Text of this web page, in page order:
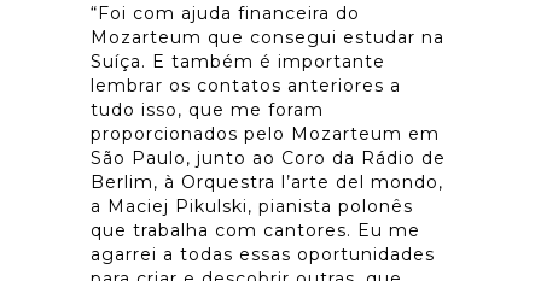
“Foi com ajuda financeira do
Mozarteum que consegui estudar na
Suíça. E também é importante
lembrar os contatos anteriores a
tudo isso, que me foram
proporcionados pelo Mozarteum em
São Paulo, junto ao Coro da Rádio de
Berlim, à Orquestra l’arte del mondo,
a Maciej Pikulski, pianista polonês
que trabalha com cantores. Eu me
agarrei a todas essas oportunidades